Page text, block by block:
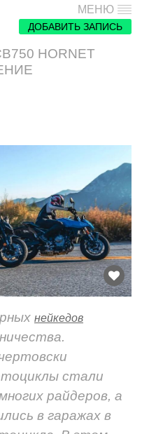
МЕНЮ
ДОБАВИТЬ ЗАПИСЬ
HORNET
нейкедов
стали
райдеров, а
в гаражах в